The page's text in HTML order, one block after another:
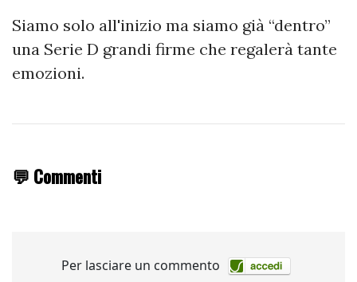
Siamo solo all'inizio ma siamo già “dentro”
una Serie D grandi firme che regalerà tante
emozioni.
💬 Commenti